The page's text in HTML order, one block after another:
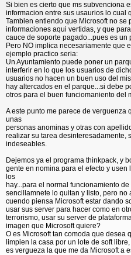
Si bien es cierto que ms subvenciona
informacion entre sus usaurios lo cual
Tambien entiendo que Microsoft no
informaciones aqui vertidas, y que
cauce de soporte pagado...pues es un
Pero NO implica necesariamente que
ejemplo practico seria:
Un Ayuntamiento puede poner un
interferir en lo que los usuarios de
usuarios no hacen un buen uso del
hay altercados en el parque...si debe
otros para el buen funciomaniento del
A este punto me parece de verguenza
unas
personas anominas y otras con
realizar su tarea desinteresadamente,
indeseables.
Dejemos ya el programa thinkpack, y
gente en nomina para el efecto y
los
hay...para el normal funcionamiento
sencillamnete lo quitan y listo, pero no
cuendo piensa Microsoft estar dando
usar sus server para hacer como en
terrorismo, usar su server de
imagen que Microsoft quiere?
O es Microsoft tan comoda que desea
limpien la casa por un lote de soft
es vergueza la que me da Microsoft a